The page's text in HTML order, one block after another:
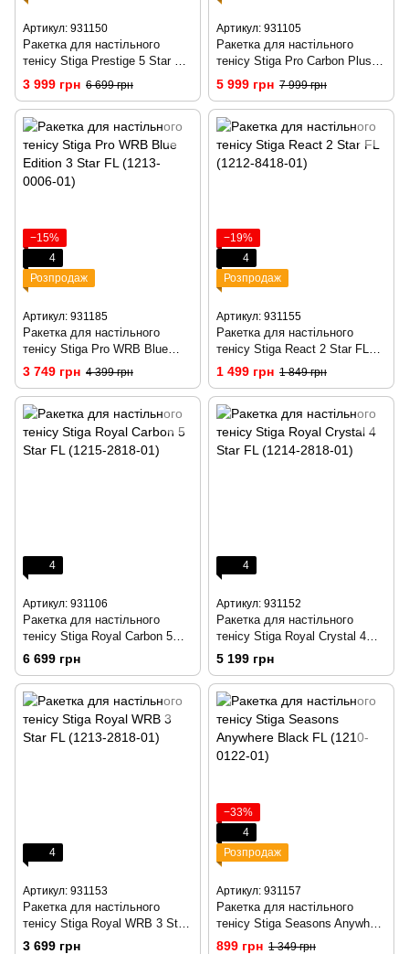
Артикул: 931150
Ракетка для настільного
тенісу Stiga Prestige 5 Star FL
(1215-3118-01)
3 999 грн 6 699 грн
Артикул: 931105
Ракетка для настільного
тенісу Stiga Pro Carbon Plus 5
Star FL (1215-2820-01)
5 999 грн 7 999 грн
−15%
4
Розпродаж
Артикул: 931185
Ракетка для настільного
тенісу Stiga Pro WRB Blue
Edition 3 Star FL (1213-0006-
3 749 грн 4 399 грн
−19%
4
Розпродаж
Артикул: 931155
Ракетка для настільного
тенісу Stiga React 2 Star FL
(1212-8418-01)
1 499 грн 1 849 грн
4
Артикул: 931106
Ракетка для настільного
тенісу Stiga Royal Carbon 5
Star FL (1215-2818-01)
6 699 грн
4
Артикул: 931152
Ракетка для настільного
тенісу Stiga Royal Crystal 4
Star FL (1214-2818-01)
5 199 грн
4
Артикул: 931153
Ракетка для настільного
тенісу Stiga Royal WRB 3 Star
FL (1213-2818-01)
3 699 грн
−33%
4
Розпродаж
Артикул: 931157
Ракетка для настільного
тенісу Stiga Seasons Anywhere
Black FL (1210-0122-01)
899 грн 1 349 грн